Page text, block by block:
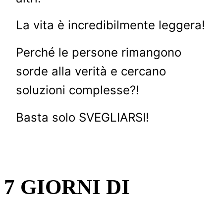
La vita è incredibilmente leggera!
Perché le persone rimangono
sorde alla verità e cercano
soluzioni complesse?!
Basta solo SVEGLIARSI!
7 GIORNI DI